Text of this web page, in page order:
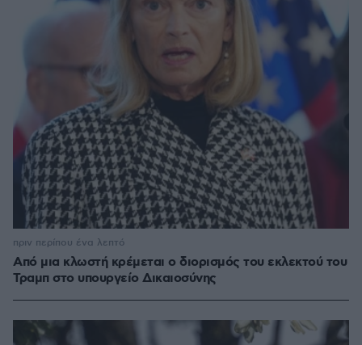
Από μια κλωστή κρέμεται ο διορισμός του εκλεκτού του
Τραμπ στο υπουργείο Δικαιοσύνης
πριν περίπου ένα λεπτό